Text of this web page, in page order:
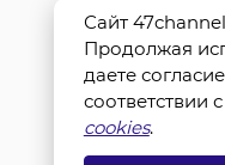
Сайт
Продолжая
даете
соответствии с
cookies.